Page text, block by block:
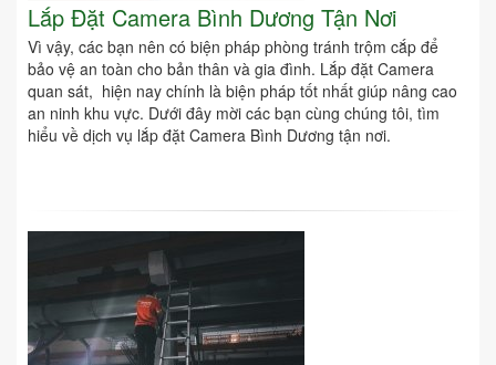
Lắp Đặt Camera Bình Dương Tận Nơi
Vì vậy, các bạn nên có biện pháp phòng tránh trộm cắp để
bảo vệ an toàn cho bản thân và gia đình. Lắp đặt Camera
quan sát, hiện nay chính là biện pháp tốt nhất giúp nâng cao
an ninh khu vực. Dưới đây mời các bạn cùng chúng tôi, tìm
hiểu về dịch vụ lắp đặt Camera Bình Dương tận nơi.